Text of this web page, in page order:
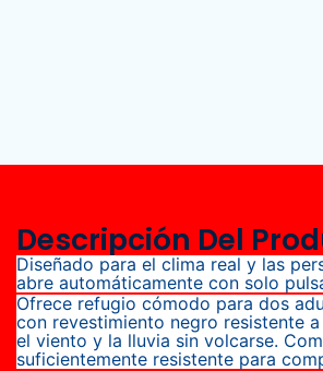
Descripción Del
Diseñado para el clima real y las
abre automáticamente con solo
Ofrece refugio cómodo para dos
con revestimiento negro resistente
el viento y la lluvia sin volcarse.
suficientemente resistente para